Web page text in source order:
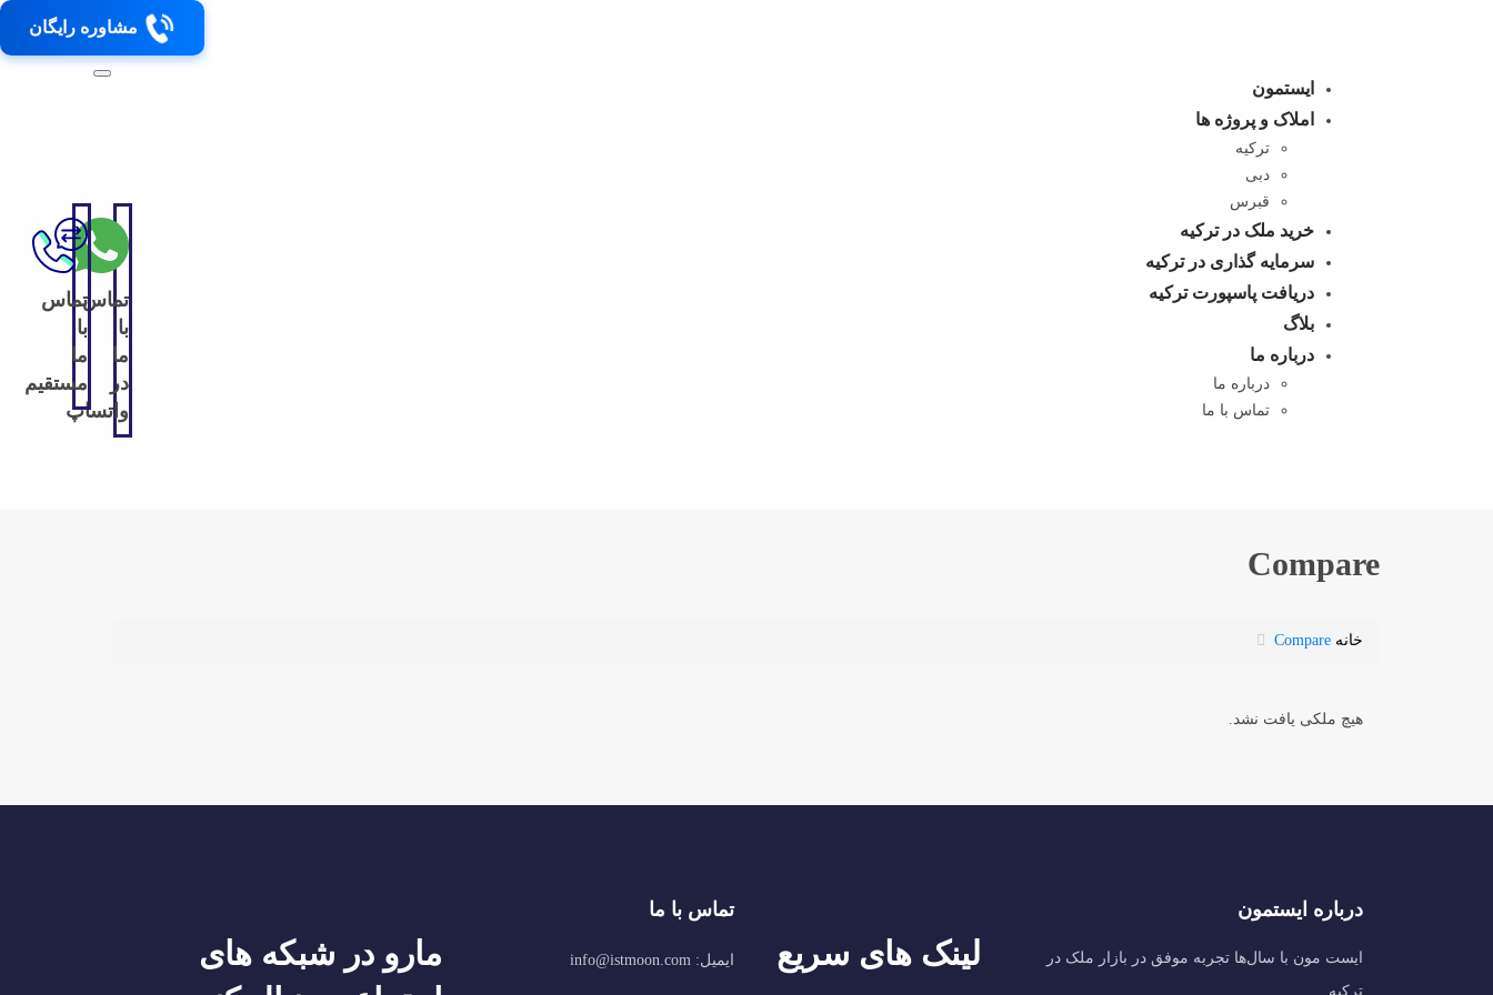
ایستمون
املاک و پروژه ها
ترکیه
دبی
قبرس
خرید ملک در ترکیه
سرمایه گذاری در ترکیه
دریافت پاسپورت ترکیه
بلاگ
درباره ما
درباره ما
تماس با ما
مشاوره رایگان
تماس
با
ما
در
واتساپ
تماس
با
ما
مستقیم
Compare
خانه Compare
هیچ ملکی یافت نشد.
درباره ایستمون
ایست مون با سال‌ها تجربه موفق در بازار ملک در
ترکیه
لینک های سریع
تماس با ما
ایمیل: info@istmoon.com
مارو در شبکه های